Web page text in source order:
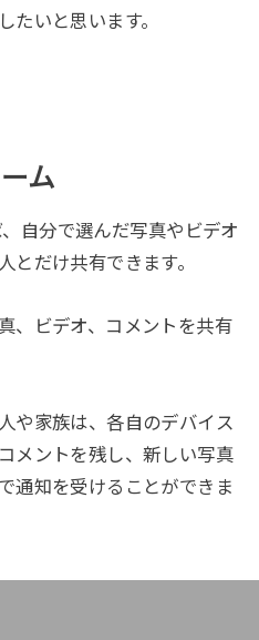
たいと思います。
ム
自分で選んだ写真やビデオ
とだけ共有できます。
、ビデオ、コメントを共有
や家族は、各自のデバイス
メントを残し、新しい写真
通知を受けることができま